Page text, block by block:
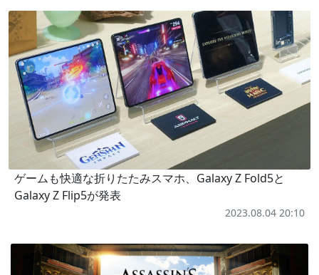
ゲームも快適な折りたたみスマホ、Galaxy Z Fold5と
Galaxy Z Flip5が発表
2023.08.04 20:10